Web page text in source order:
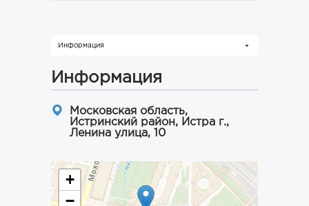
Информация
Информация
Московская область,
Истринский район, Истра г.,
Ленина улица, 10
+
−